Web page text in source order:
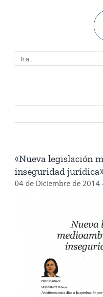
Ir a...
«Nueva legislación
inseguridad jurídica»
04 de Diciembre de